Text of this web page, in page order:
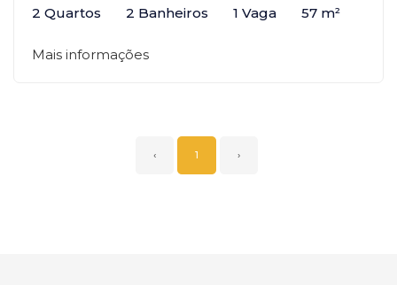
2 Quartos 2 Banheiros 1 Vaga 57 m²
Mais informações
‹ 1 ›